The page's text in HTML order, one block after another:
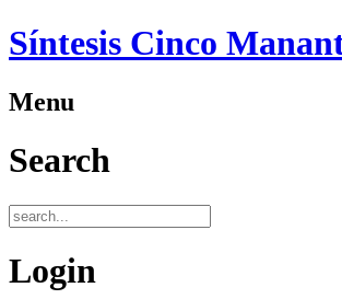
Síntesis Cinco
Menu
Search
Login